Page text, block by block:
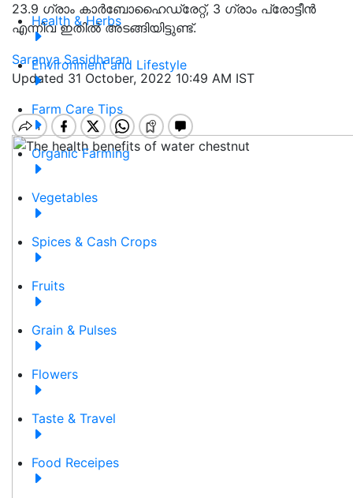
Health & Herbs
Environment and Lifestyle
Farm Care Tips
Organic Farming
Vegetables
Spices & Cash Crops
Fruits
Grain & Pulses
Flowers
Taste & Travel
Food Receipes
23.9 ഗ്രാം കാർബോഹൈഡ്രേറ്റ്, 3 ഗ്രാം പ്രോട്ടീൻ
എന്നിവ ഇതിൽ അടങ്ങിയിട്ടുണ്ട്.
Saranya Sasidharan
Updated 31 October, 2022 10:49 AM IST